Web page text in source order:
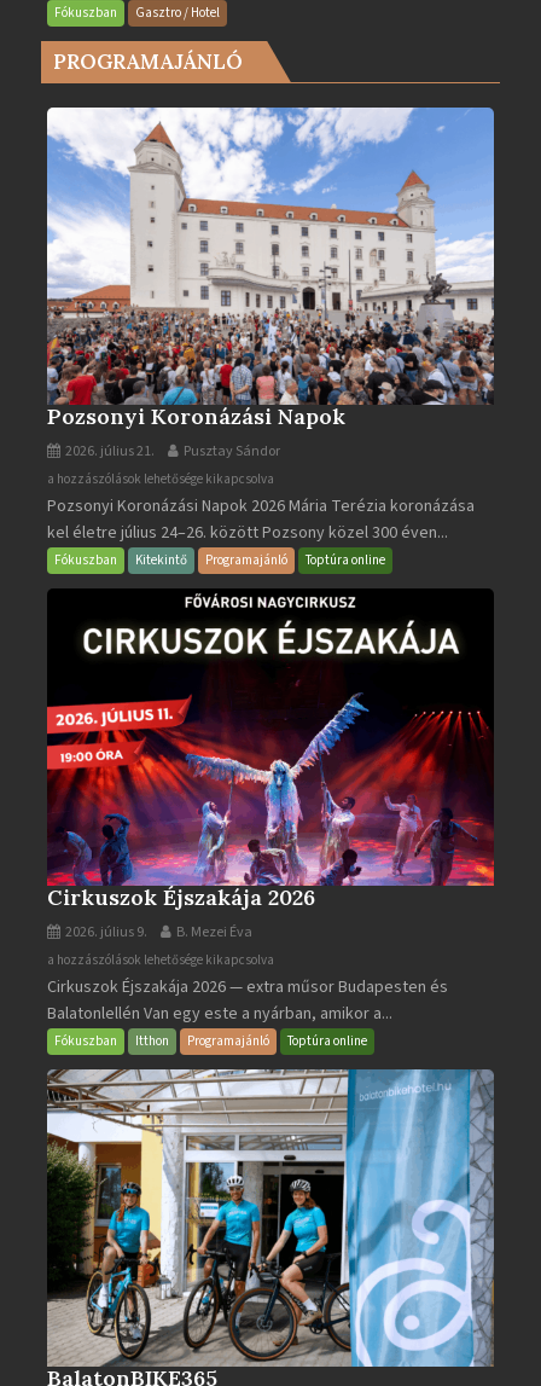
legjobb
városa
2025-
bejegyzéshez
Fókuszban Gasztro / Hotel
PROGRAMAJÁNLÓ
Pozsonyi Koronázási Napok
2026. július 21. Pusztay Sándor
Pozsonyi
Koronázási
Napok
bejegyzéshez
a hozzászólások lehetősége kikapcsolva
Pozsonyi Koronázási Napok 2026 Mária Terézia koronázása
kel életre július 24–26. között Pozsony közel 300 éven...
Fókuszban Kitekintő Programajánló Toptúra online
Cirkuszok Éjszakája 2026
2026. július 9. B. Mezei Éva
Cirkuszok
Éjszakája
2026
bejegyzéshez
a hozzászólások lehetősége kikapcsolva
Cirkuszok Éjszakája 2026 — extra műsor Budapesten és
Balatonlellén Van egy este a nyárban, amikor a...
Fókuszban Itthon Programajánló Toptúra online
BalatonBIKE365